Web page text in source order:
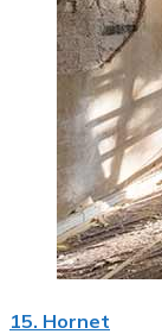
15. Hornet